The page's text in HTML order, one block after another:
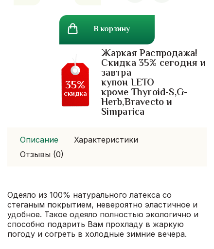
В корзину
Жаркая Распродажа!
Скидка 35% сегодня и
завтра
купон LETO
кроме Thyroid-S,G-
Herb,Bravecto и
Simparica
35%
скидка
Описание
Характеристики
Отзывы (0)
Одеяло из 100% натурального латекса со
стеганым покрытием, невероятно эластичное и
удобное. Такое одеяло полностью экологично и
способно подарить Вам прохладу в жаркую
погоду и согреть в холодные зимние вечера.